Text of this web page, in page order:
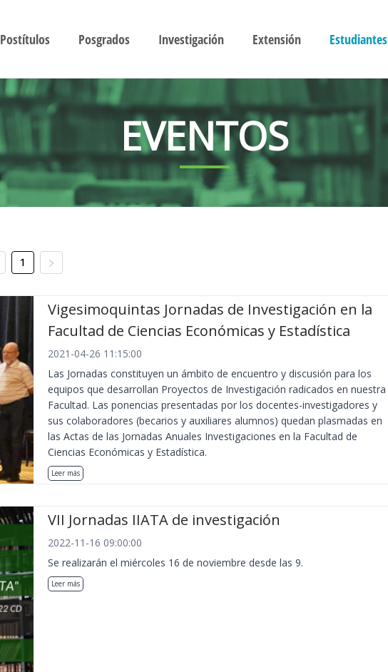
Postítulos Posgrados Investigación Extensión Estudiantes
EVENTOS
1
Vigesimoquintas Jornadas de Investigación en la
Facultad de Ciencias Económicas y Estadística
2021-04-26 11:15:00
Las Jornadas constituyen un ámbito de encuentro y discusión para los
equipos que desarrollan Proyectos de Investigación radicados en nuestra
Facultad. Las ponencias presentadas por los docentes-investigadores y
sus colaboradores (becarios y auxiliares alumnos) quedan plasmadas en
las Actas de las Jornadas Anuales Investigaciones en la Facultad de
Ciencias Económicas y Estadística.
Leer más
VII Jornadas IIATA de investigación
2022-11-16 09:00:00
Se realizarán el miércoles 16 de noviembre desde las 9.
Leer más